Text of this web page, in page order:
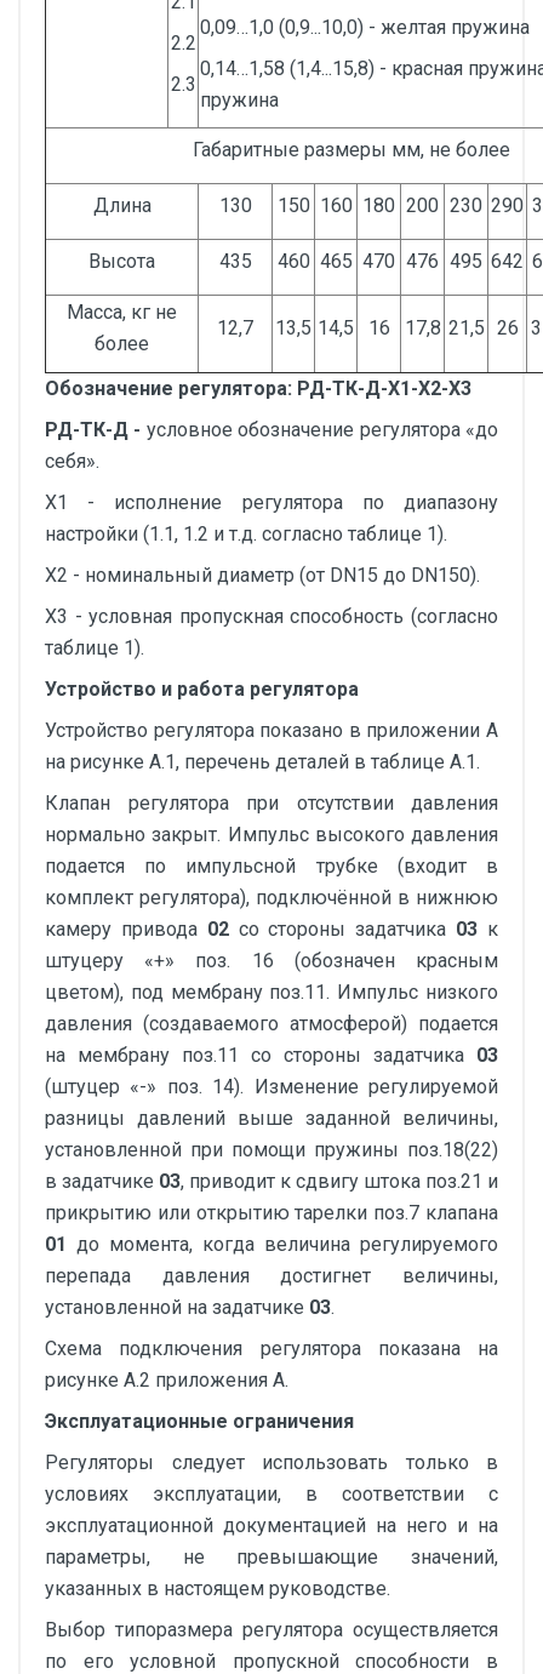
2.2
2.3
0,09…1,0 (0,9...10,0) - желтая пружина
0,14…1,58 (1,4...15,8) - красная
пружина
Габаритные размеры мм, не более
Длина 130 150 160 180 200 230 290
Высота 435 460 465 470 476 495 642
Масса, кг не
более
12,7 13,5 14,5 16 17,8 21,5 26
Обозначение регулятора: РД-ТК-Д-X1-X2-X3
РД-ТК-Д - условное обозначение регулятора «до
себя».
Х1 - исполнение регулятора по диапазону
настройки (1.1, 1.2 и т.д. согласно таблице 1).
Х2 - номинальный диаметр (от DN15 до DN150).
Х3 - условная пропускная способность (согласно
таблице 1).
Устройство и работа регулятора
Устройство регулятора показано в приложении А
на рисунке А.1, перечень деталей в таблице А.1.
Клапан регулятора при отсутствии давления
нормально закрыт. Импульс высокого давления
подается по импульсной трубке (входит в
комплект регулятора), подключённой в нижнюю
камеру привода 02 со стороны задатчика 03 к
штуцеру «+» поз. 16 (обозначен красным
цветом), под мембрану поз.11. Импульс низкого
давления (создаваемого атмосферой) подается
на мембрану поз.11 со стороны задатчика 03
(штуцер «-» поз. 14). Изменение регулируемой
разницы давлений выше заданной величины,
установленной при помощи пружины поз.18(22)
в задатчике 03, приводит к сдвигу штока поз.21 и
прикрытию или открытию тарелки поз.7 клапана
01 до момента, когда величина регулируемого
перепада давления достигнет величины,
установленной на задатчике 03.
Схема подключения регулятора показана на
рисунке А.2 приложения А.
Эксплуатационные ограничения
Регуляторы следует использовать только в
условиях эксплуатации, в соответствии с
эксплуатационной документацией на него и на
параметры, не превышающие значений,
указанных в настоящем руководстве.
Выбор типоразмера регулятора осуществляется
по его условной пропускной способности в